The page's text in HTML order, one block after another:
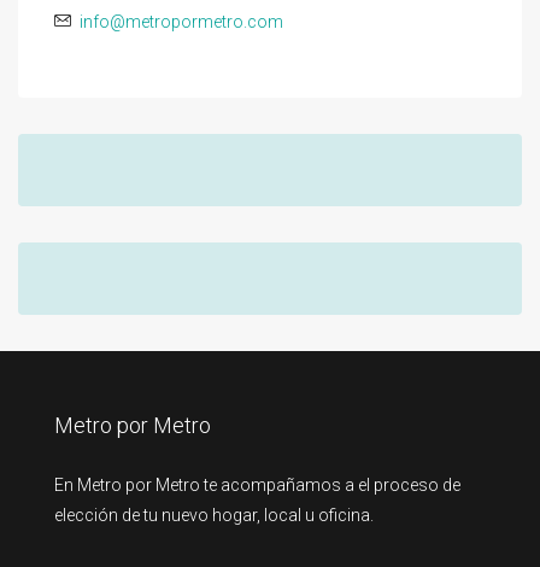
info@metropormetro.com
Metro por Metro
En Metro por Metro te acompañamos a el proceso de
elección de tu nuevo hogar, local u oficina.